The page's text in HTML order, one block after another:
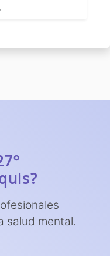
salud mental.